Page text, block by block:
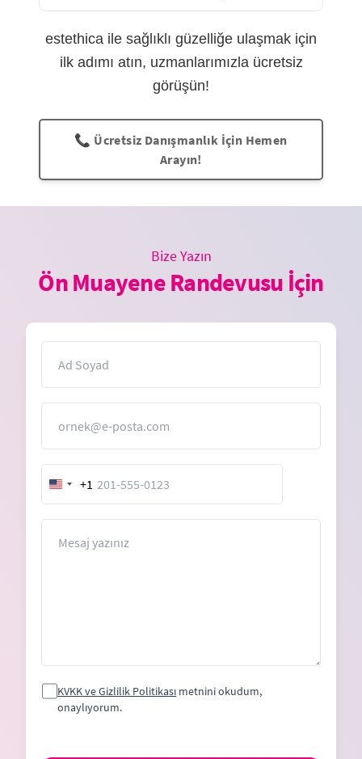
estethica ile sağlıklı güzelliğe ulaşmak için
ilk adımı atın, uzmanlarımızla ücretsiz
görüşün!
📞 Ücretsiz Danışmanlık İçin Hemen
Arayın!
Bize Yazın
Ön Muayene Randevusu İçin
United
States
+1
KVKK ve Gizlilik Politikası metnini okudum,
onaylıyorum.